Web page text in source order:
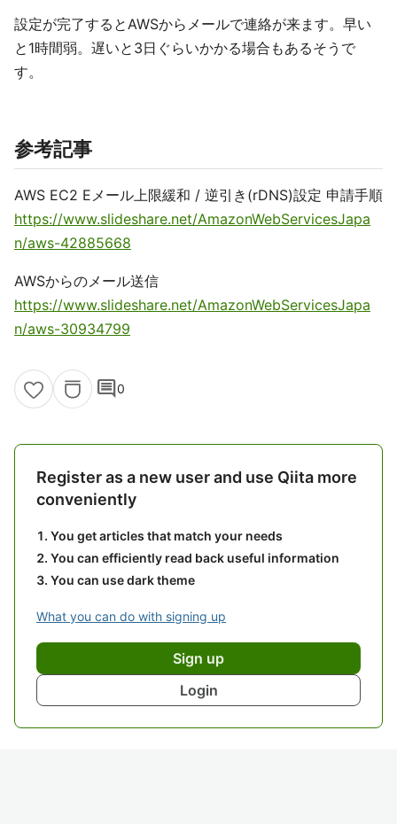
設定が完了するとAWSからメールで連絡が来ます。早い
と1時間弱。遅いと3日ぐらいかかる場合もあるそうで
す。
参考記事
AWS EC2 Eメール上限緩和 / 逆引き(rDNS)設定 申請手順
https://www.slideshare.net/AmazonWebServicesJapa
n/aws-42885668
AWSからのメール送信
https://www.slideshare.net/AmazonWebServicesJapa
n/aws-30934799
comment0
Register as a new user and use Qiita more
conveniently
You get articles that match your needs
You can efficiently read back useful information
You can use dark theme
What you can do with signing up
Sign up
Login